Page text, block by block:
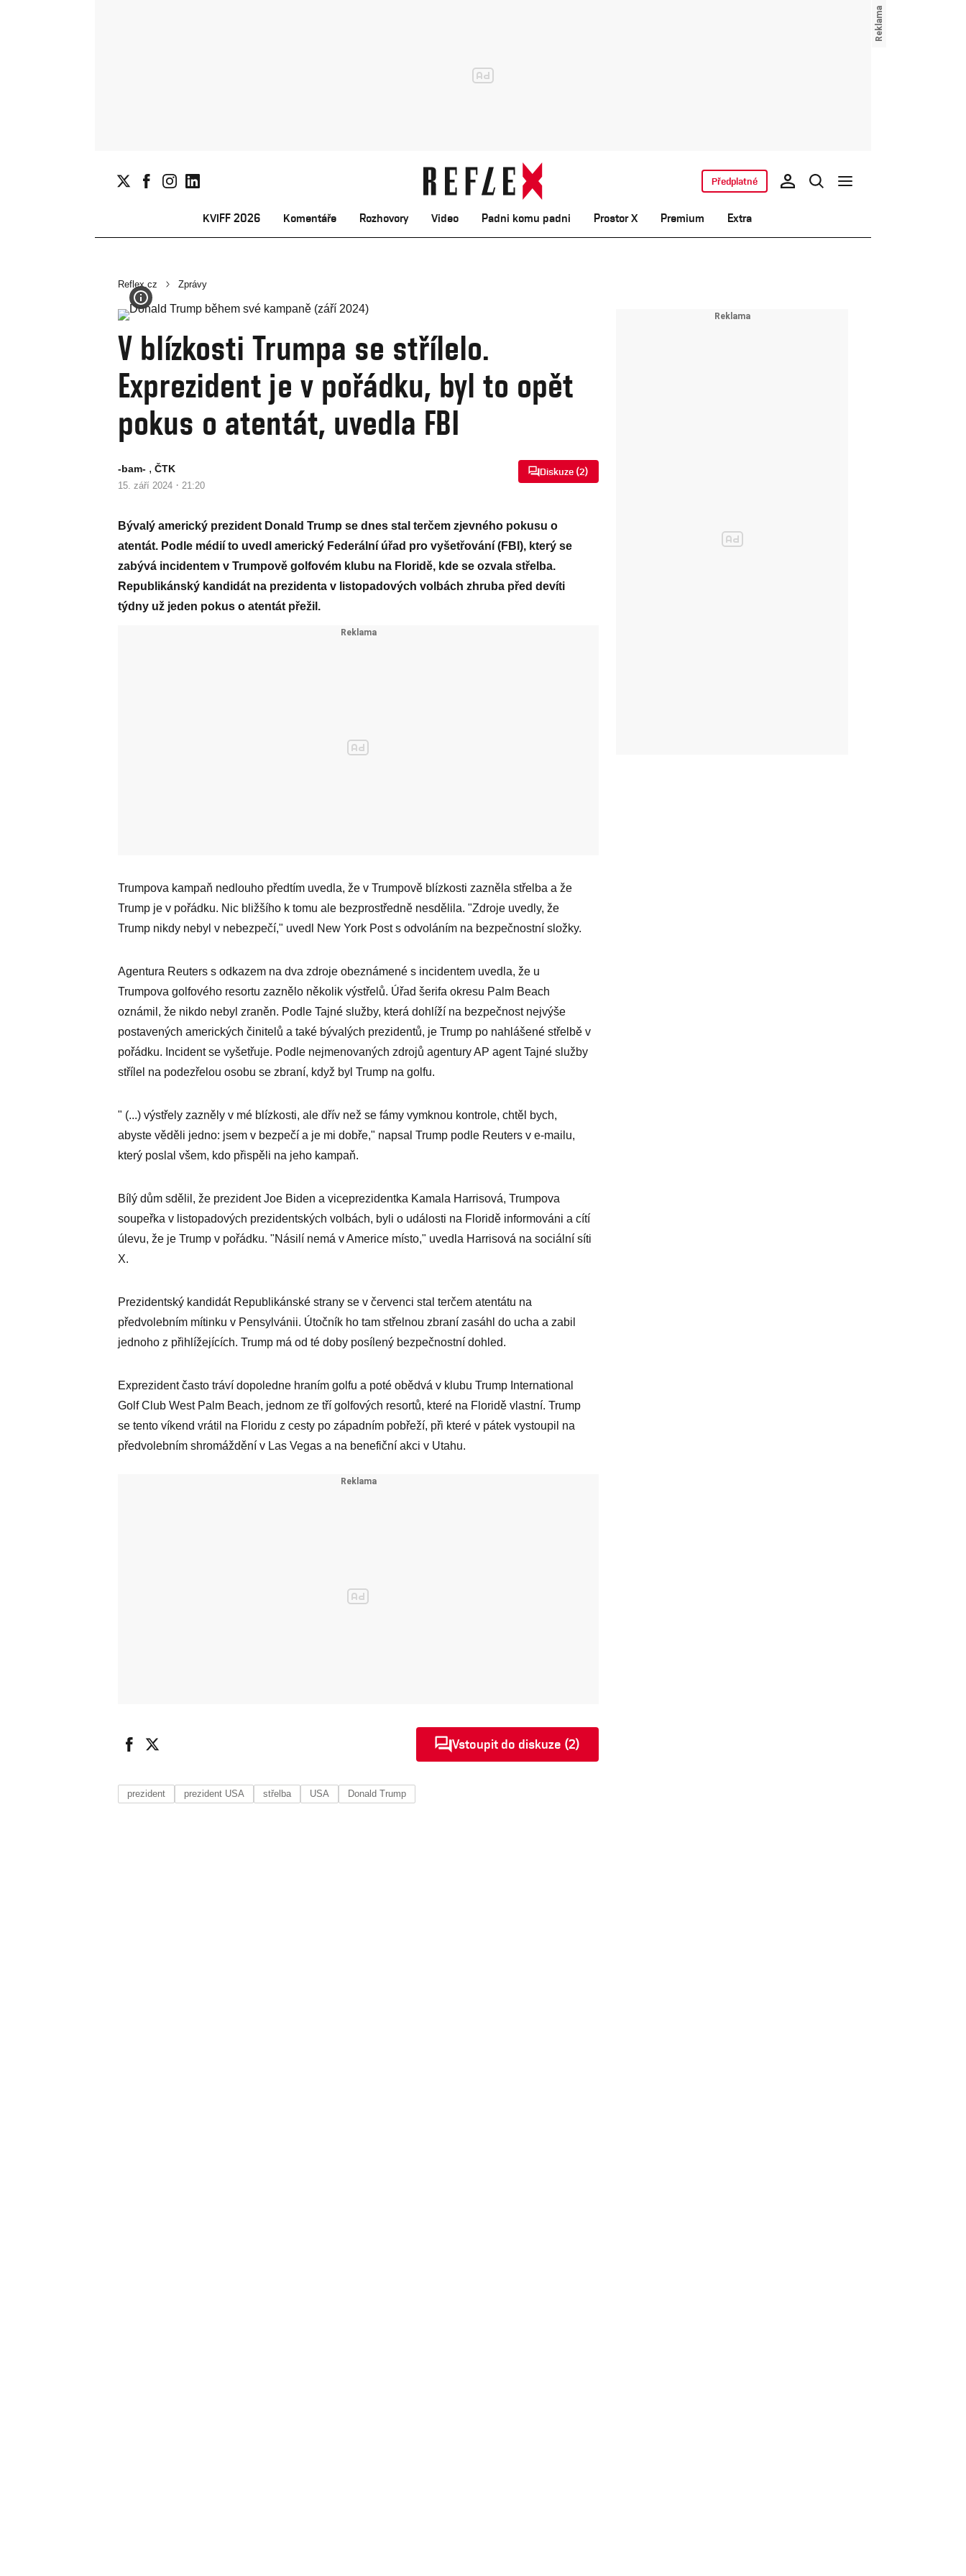
KVIFF 2026 Komentáře Rozhovory Video Padni komu padni Prostor X Premium Extra
Předplatné
Reflex.cz Zprávy
V blízkosti Trumpa se střílelo.
Exprezident je v pořádku, byl to opět
pokus o atentát, uvedla FBI
-bam- , ČTK
15. září 2024 · 21:20
Diskuze (2)
Bývalý americký prezident Donald Trump se dnes stal terčem zjevného pokusu o
atentát. Podle médií to uvedl americký Federální úřad pro vyšetřování (FBI), který se
zabývá incidentem v Trumpově golfovém klubu na Floridě, kde se ozvala střelba.
Republikánský kandidát na prezidenta v listopadových volbách zhruba před devíti
týdny už jeden pokus o atentát přežil.
Trumpova kampaň nedlouho předtím uvedla, že v Trumpově blízkosti zazněla střelba a že
Trump je v pořádku. Nic bližšího k tomu ale bezprostředně nesdělila. "Zdroje uvedly, že
Trump nikdy nebyl v nebezpečí," uvedl New York Post s odvoláním na bezpečnostní složky.
Agentura Reuters s odkazem na dva zdroje obeznámené s incidentem uvedla, že u
Trumpova golfového resortu zaznělo několik výstřelů. Úřad šerifa okresu Palm Beach
oznámil, že nikdo nebyl zraněn. Podle Tajné služby, která dohlíží na bezpečnost nejvýše
postavených amerických činitelů a také bývalých prezidentů, je Trump po nahlášené střelbě v
pořádku. Incident se vyšetřuje. Podle nejmenovaných zdrojů agentury AP agent Tajné služby
střílel na podezřelou osobu se zbraní, když byl Trump na golfu.
" (...) výstřely zazněly v mé blízkosti, ale dřív než se fámy vymknou kontrole, chtěl bych,
abyste věděli jedno: jsem v bezpečí a je mi dobře," napsal Trump podle Reuters v e-mailu,
který poslal všem, kdo přispěli na jeho kampaň.
Bílý dům sdělil, že prezident Joe Biden a viceprezidentka Kamala Harrisová, Trumpova
soupeřka v listopadových prezidentských volbách, byli o události na Floridě informováni a cítí
úlevu, že je Trump v pořádku. "Násilí nemá v Americe místo," uvedla Harrisová na sociální síti
X.
Prezidentský kandidát Republikánské strany se v červenci stal terčem atentátu na
předvolebním mítinku v Pensylvánii. Útočník ho tam střelnou zbraní zasáhl do ucha a zabil
jednoho z přihlížejících. Trump má od té doby posílený bezpečnostní dohled.
Exprezident často tráví dopoledne hraním golfu a poté obědvá v klubu Trump International
Golf Club West Palm Beach, jednom ze tří golfových resortů, které na Floridě vlastní. Trump
se tento víkend vrátil na Floridu z cesty po západním pobřeží, při které v pátek vystoupil na
předvolebním shromáždění v Las Vegas a na benefiční akci v Utahu.
Vstoupit do diskuze (2)
prezident prezident USA střelba USA Donald Trump